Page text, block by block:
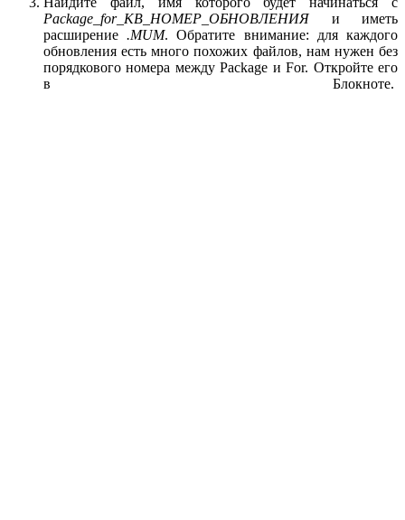
Package_for_KB_НОМЕР_ОБНОВЛЕНИЯ и иметь
расширение.MUM. Обратите внимание: для каждого
обновления есть много похожих файлов, нам нужен без
порядкового номера между Package и For. Откройте его
в Блокноте.